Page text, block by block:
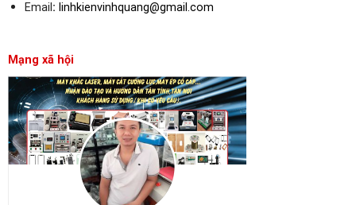
Email : linhkienvinhquang@gmail.com
Mạng xã hội